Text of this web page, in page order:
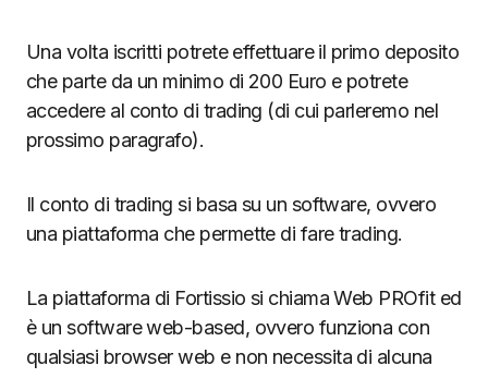
Una volta iscritti potrete effettuare il primo deposito
che parte da un minimo di 200 Euro e potrete
accedere al conto di trading (di cui parleremo nel
prossimo paragrafo).
Il conto di trading si basa su un software, ovvero
una piattaforma che permette di fare trading.
La piattaforma di Fortissio si chiama Web PROfit ed
è un software web-based, ovvero funziona con
qualsiasi browser web e non necessita di alcuna